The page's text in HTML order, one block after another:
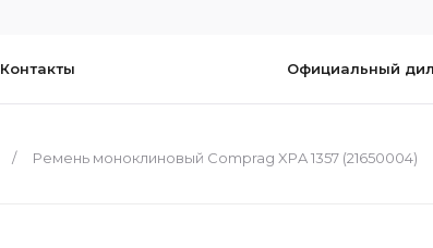
Контакты Официальный
Ремень моноклиновый Comprag XРA 1357 (21650004)